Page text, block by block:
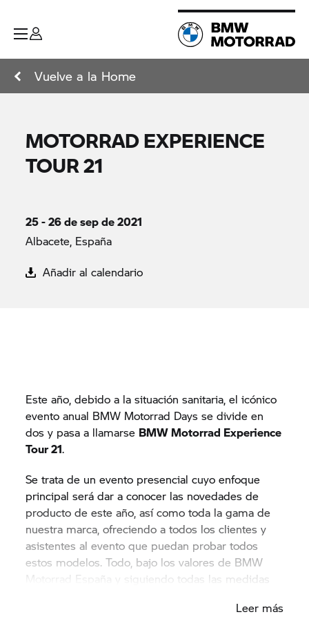
Vuelve a la Home
MOTORRAD EXPERIENCE
TOUR 21
25 - 26 de sep de 2021
Albacete, España
Añadir al calendario
Este año, debido a la situación sanitaria, el icónico
evento anual BMW Motorrad Days se divide en
dos y pasa a llamarse BMW Motorrad Experience
Tour 21.
Se trata de un evento presencial cuyo enfoque
principal será dar a conocer las novedades de
producto de este año, así como toda la gama de
nuestra marca, ofreciendo a todos los clientes y
asistentes al evento que puedan probar todos
estos modelos. Todo, bajo los valores de BMW
Motorrad España y siguiendo todas las medidas
Leer más